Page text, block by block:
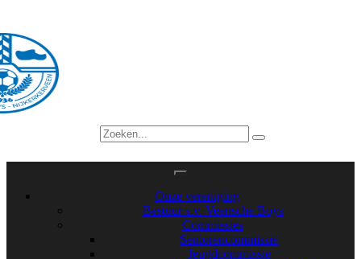
Onze vereniging
Bestuur s.v. Veensche Boys
Commissies
Seniorencommissie
Jeugdcommissie